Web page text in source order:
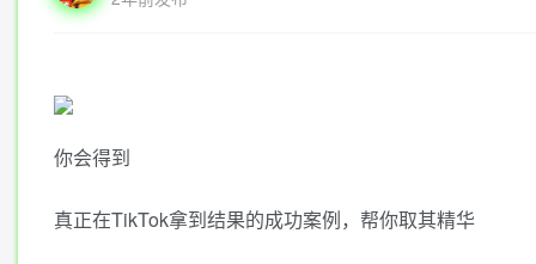
你会得到
真正在TikTok拿到结果的成功案例，帮你取其精华